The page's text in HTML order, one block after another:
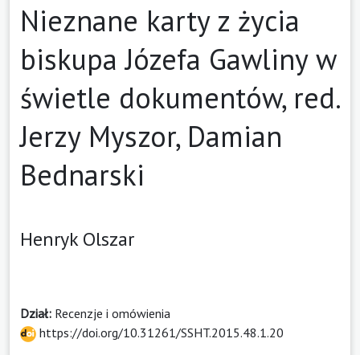
Nieznane karty z życia
biskupa Józefa Gawliny w
świetle dokumentów, red.
Jerzy Myszor, Damian
Bednarski
Henryk Olszar
Dział: Recenzje i omówienia
https://doi.org/10.31261/SSHT.2015.48.1.20